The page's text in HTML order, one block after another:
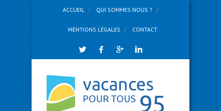
ACCUEIL QUI SOMMES NOUS ?
MENTIONS LÉGALES CONTACT